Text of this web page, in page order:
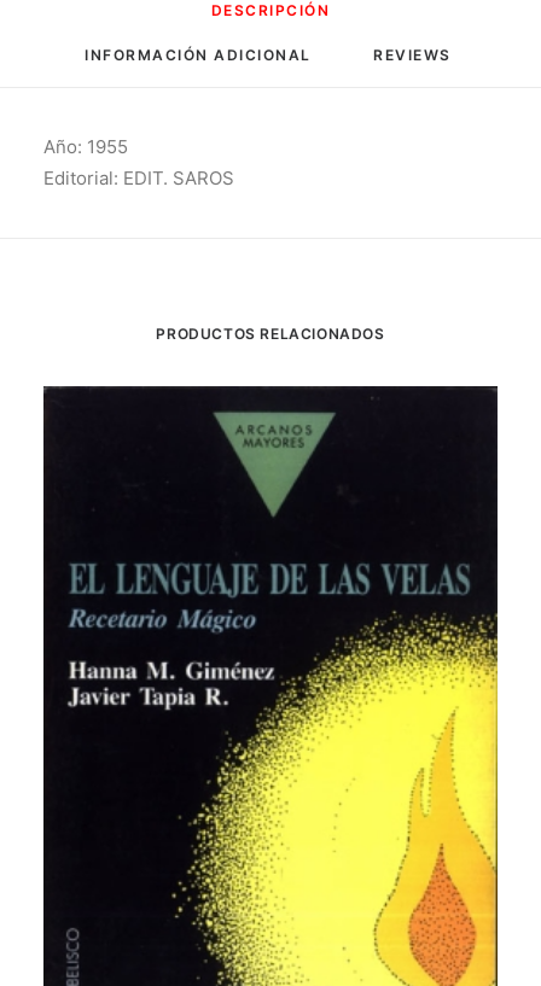
DESCRIPCIÓN
INFORMACIÓN ADICIONAL REVIEWS
Año: 1955
Editorial: EDIT. SAROS
PRODUCTOS RELACIONADOS